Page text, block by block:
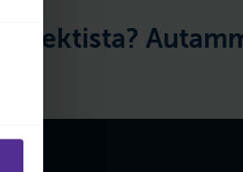
Autamme